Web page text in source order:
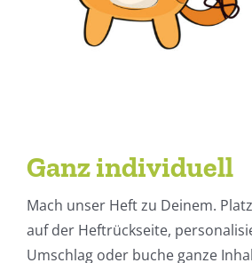
Ganz individuell
Mach unser Heft zu Deinem.
auf der Heftrückseite,
Umschlag oder buche ganze